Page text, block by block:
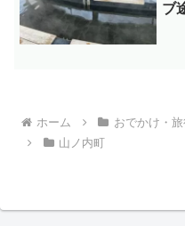
ブ
ホーム おでかけ・
山ノ内町